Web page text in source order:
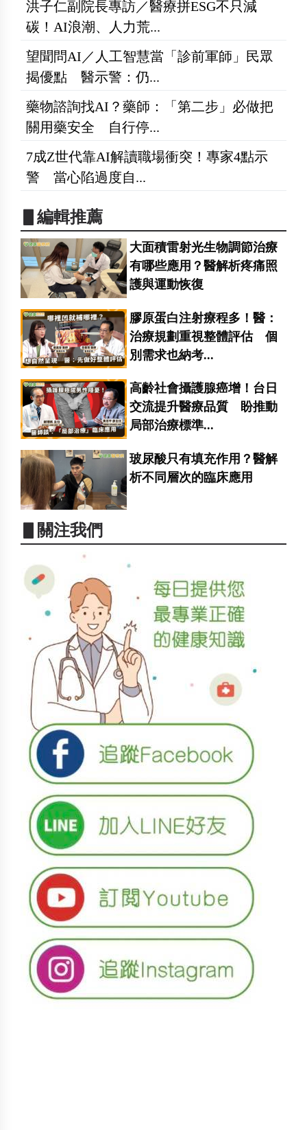
洪子仁副院長專訪／醫療拼ESG不只減
碳！AI浪潮、人力荒...
望聞問AI／人工智慧當「診前軍師」民眾
揭優點 醫示警：仍...
藥物諮詢找AI？藥師：「第二步」必做把
關用藥安全 自行停...
7成Z世代靠AI解讀職場衝突！專家4點示
警 當心陷過度自...
▋編輯推薦
大面積雷射光生物調節治療
有哪些應用？醫解析疼痛照
護與運動恢復
膠原蛋白注射療程多！醫：
治療規劃重視整體評估 個
別需求也納考...
高齡社會攝護腺癌增！台日
交流提升醫療品質 盼推動
局部治療標準...
玻尿酸只有填充作用？醫解
析不同層次的臨床應用
▋關注我們